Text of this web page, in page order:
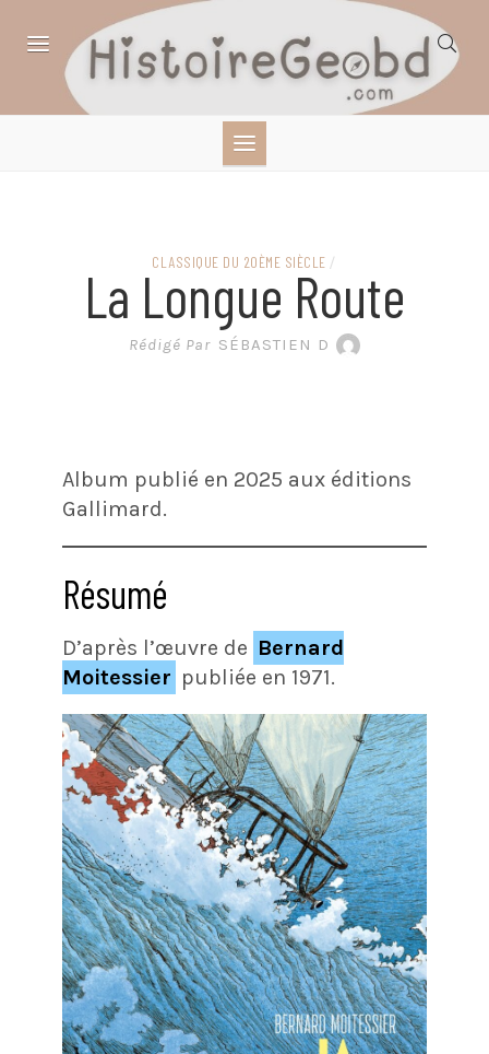
SCIENCES,
LITTÉRATURE EN
BANDE DESSINÉE
CLASSIQUE DU 20ÈME SIÈCLE /
La Longue Route
Rédigé Par SÉBASTIEN D
Album publié en 2025 aux éditions
Gallimard.
Résumé
D’après l’œuvre de Bernard
Moitessier publiée en 1971.